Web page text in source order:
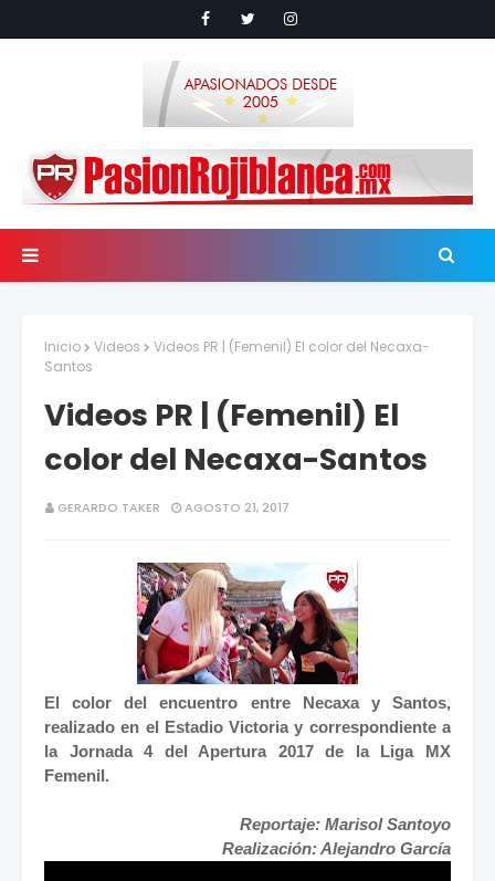
Inicio Videos
Videos PR | (Femenil) El color del Necaxa-
Santos
Videos PR | (Femenil) El
color del Necaxa-Santos
GERARDO TAKER AGOSTO 21, 2017
El color del encuentro entre Necaxa y Santos,
realizado en el Estadio Victoria y correspondiente a
la Jornada 4 del Apertura 2017 de la Liga MX
Femenil.
Reportaje: Marisol Santoyo
Realización: Alejandro García